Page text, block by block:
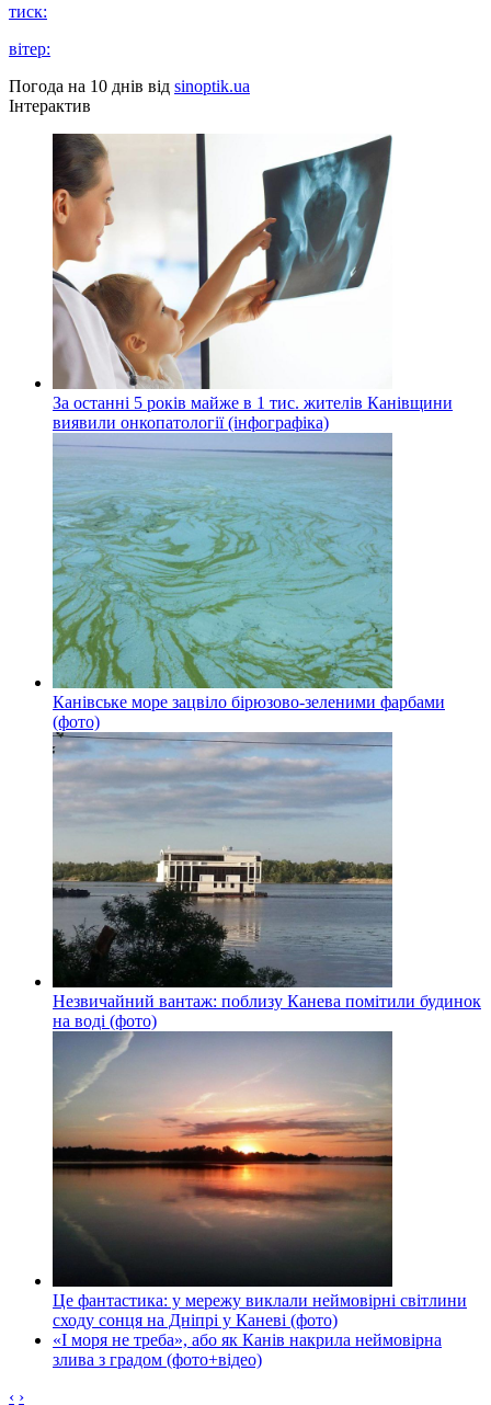
тиск:
вітер:
Погода на 10 днів від sinoptik.ua
Інтерактив
За останні 5 років майже в 1 тис. жителів Канівщини
виявили онкопатології (інфографіка)
Канівське море зацвіло бірюзово-зеленими фарбами
(фото)
Незвичайний вантаж: поблизу Канева помітили будинок
на воді (фото)
Це фантастика: у мережу виклали неймовірні світлини
сходу сонця на Дніпрі у Каневі (фото)
«І моря не треба», або як Канів накрила неймовірна
злива з градом (фото+відео)
‹ ›